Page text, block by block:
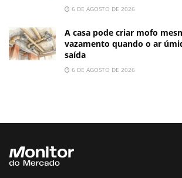
6 DE AGOSTO DE 2026
A casa pode criar mofo
vazamento quando o ar
saída
6 DE AGOSTO DE 2026